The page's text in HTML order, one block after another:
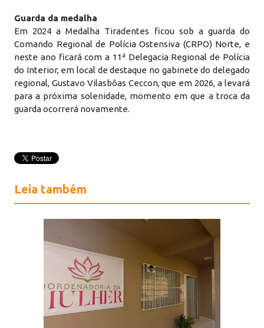
Guarda da medalha
Em 2024 a Medalha Tiradentes ficou sob a guarda do
Comando Regional de Polícia Ostensiva (CRPO) Norte, e
neste ano ficará com a 11ª Delegacia Regional de Polícia
do Interior, em local de destaque no gabinete do delegado
regional, Gustavo Vilasbôas Ceccon, que em 2026, a levará
para a próxima solenidade, momento em que a troca da
guarda ocorrerá novamente.
Leia também